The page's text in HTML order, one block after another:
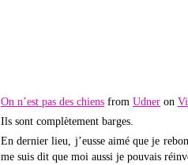
On n’est pas des chiens from Udner on
Ils sont complètement barges.
En dernier lieu, j’eusse aimé que je
me suis dit que moi aussi je pouvais